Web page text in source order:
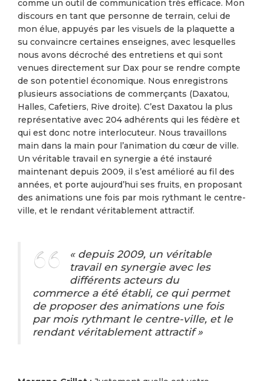
comme un outil de communication très efficace. Mon
discours en tant que personne de terrain, celui de
mon élue, appuyés par les visuels de la plaquette a
su convaincre certaines enseignes, avec lesquelles
nous avons décroché des entretiens et qui sont
venues directement sur Dax pour se rendre compte
de son potentiel économique. Nous enregistrons
plusieurs associations de commerçants (Daxatou,
Halles, Cafetiers, Rive droite). C’est Daxatou la plus
représentative avec 204 adhérents qui les fédère et
qui est donc notre interlocuteur. Nous travaillons
main dans la main pour l’animation du cœur de ville.
Un véritable travail en synergie a été instauré
maintenant depuis 2009, il s’est amélioré au fil des
années, et porte aujourd’hui ses fruits, en proposant
des animations une fois par mois rythmant le centre-
ville, et le rendant véritablement attractif.
« depuis 2009, un véritable
travail en synergie avec les
différents acteurs du
commerce a été établi, ce qui permet
de proposer des animations une fois
par mois rythmant le centre-ville, et le
rendant véritablement attractif »